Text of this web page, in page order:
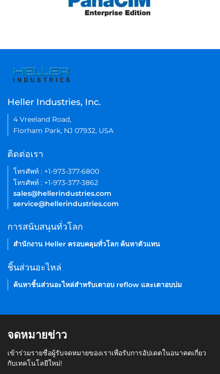
Heller Industries, Inc.
4 Vreeland Road,
Florham Park, NJ 07932, USA
ติดต่อเรา
โทรศัพท์ : +1-973-377-6800
โทรศัพท์ : +1-973-377-3862
sales@hellerindustries.com
service@hellerindustries.com
การสนับสนุนทั่วโลก
สำนักงาน Heller ครอบคลุมทั่วโลก ค้นหาตัวแทน
ชิ้นส่วนอะไหล่
ค้นหาชิ้นส่วนอะไหล่สำหรับเตาอบ reflow และเตาอบบ่ม
จดหมายข่าว
เข้าร่วมรายชื่อผู้รับจดหมายของเราเพื่อรับการอัปเดตในอนาคตเกี่ยว
กับเทคโนโลยีใหม่!